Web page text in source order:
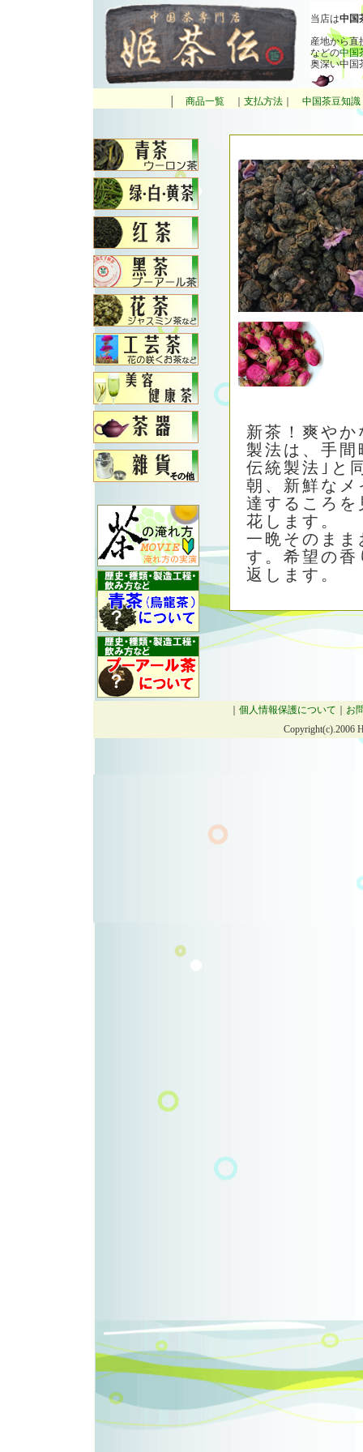
当店は中国
産地から直
などの中国
奥深い中国
商品一覧｜ 支払方法｜ 中国茶豆知識
新茶！爽や
製法は、手
伝統製法｣と
朝、新鮮な
達するころ
花します。
一晩そのま
す。希望の
返します。
個人情報保護について
お
Copyright(c).2006